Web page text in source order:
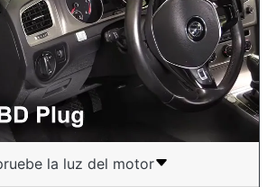
la luz del motor